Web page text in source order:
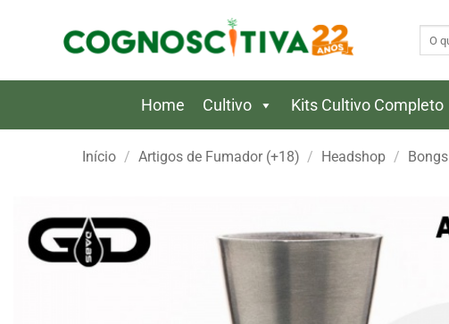
Home Cultivo Kits Cultivo Completo
Início / Artigos de Fumador (+18) / Headshop / Bongs